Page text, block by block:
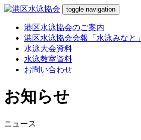
toggle navigation
港区水泳協会のご案内
港区水泳協会会報「水泳みなと」
水泳大会資料
水泳教室資料
お問い合わせ
お知らせ
ニュース